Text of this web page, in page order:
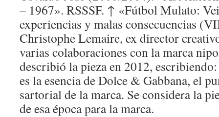
– 1967». RSSSF. ↑ «Fútbol Mulato:
experiencias y malas consecuencias
Christophe Lemaire, ex director
varias colaboraciones con la marca
describió la pieza en 2012,
es la esencia de Dolce & Gabbana, el
sartorial de la marca. Se considera la
de esa época para la marca.